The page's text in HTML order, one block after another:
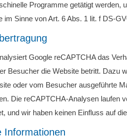
Programme getätigt werden,
im Sinne von Art. 6 Abs. 1 lit. f DS-
Google reCAPTCHA das
Besucher die Website betritt. Dazu
oder vom Besucher ausgeführte
Die reCAPTCHA-Analysen laufen
und wir haben keinen Einfluss auf
Informationen